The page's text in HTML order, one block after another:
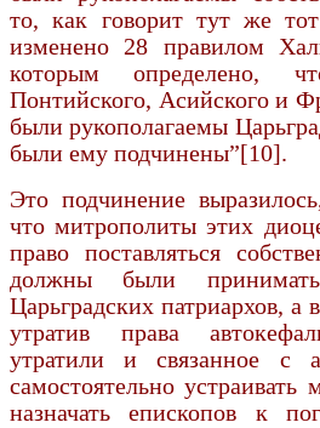
то, как говорит тут же
изменено 28 правилом
которым определено,
Понтийского, Асийского и
были рукополагаемы
были ему подчинены”[10].
Это подчинение
что митрополиты этих
право поставляться
должны были
Царьградских патриархов, а
утратив права
утратили и связанное с
самостоятельно устраивать
назначать еписко­пов к